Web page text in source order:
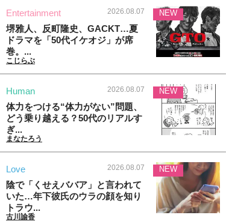
Entertainment 2026.08.07
堺雅人、反町隆史、GACKT…夏
ドラマを「50代イケオジ」が席
巻。...
こじらぶ
NEW
Human 2026.08.07
体力をつける“体力がない”問題、
どう乗り越える？50代のリアルす
ぎ...
まなたろう
NEW
Love 2026.08.07
陰で「くせえババア」と言われて
いた…年下彼氏のウラの顔を知り
トラウ...
古川諭香
NEW